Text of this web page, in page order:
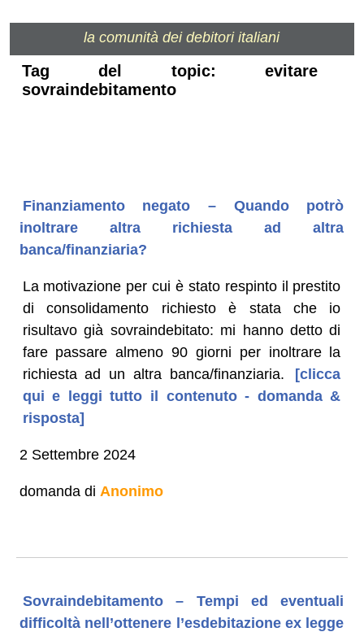
la comunità dei debitori italiani
Tag del topic: evitare
sovraindebitamento
Finanziamento negato – Quando potrò
inoltrare altra richiesta ad altra
banca/finanziaria?
La motivazione per cui è stato respinto il prestito
di consolidamento richiesto è stata che io
risultavo già sovraindebitato: mi hanno detto di
fare passare almeno 90 giorni per inoltrare la
richiesta ad un altra banca/finanziaria.
[clicca
qui e leggi tutto il contenuto - domanda &
risposta]
2 Settembre 2024
domanda di Anonimo
Sovraindebitamento – Tempi ed eventuali
difficoltà nell’ottenere l’esdebitazione ex legge